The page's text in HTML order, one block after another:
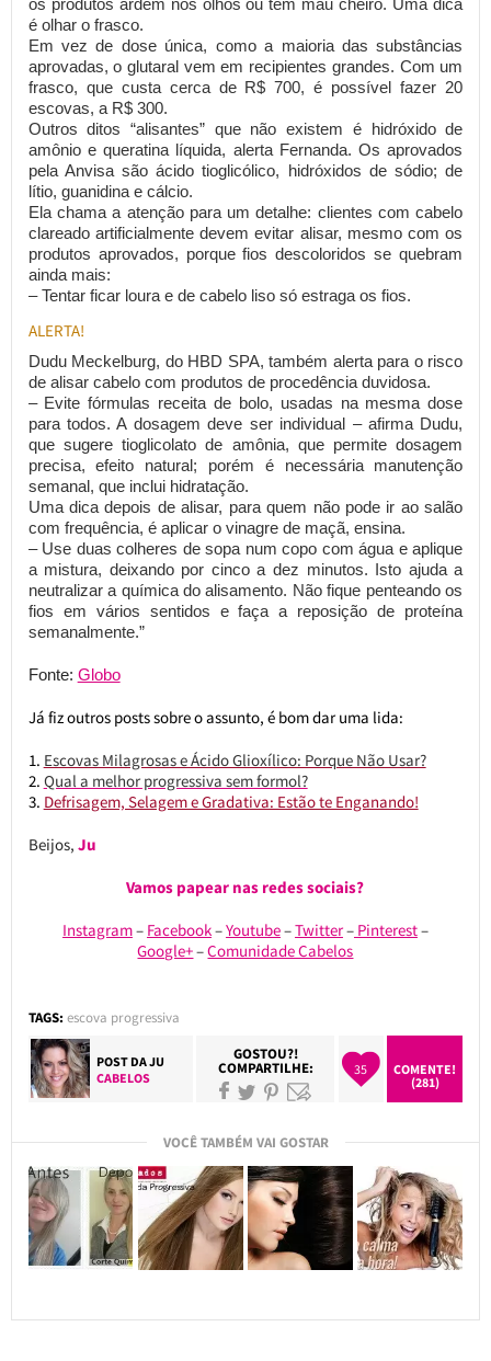
é olhar o frasco.
Em vez de dose única, como a maioria das substâncias
aprovadas, o glutaral vem em recipientes grandes. Com um
frasco, que custa cerca de R$ 700, é possível fazer 20
escovas, a R$ 300.
Outros ditos “alisantes” que não existem é hidróxido de
amônio e queratina líquida, alerta Fernanda. Os aprovados
pela Anvisa são ácido tioglicólico, hidróxidos de sódio; de
lítio, guanidina e cálcio.
Ela chama a atenção para um detalhe: clientes com cabelo
clareado artificialmente devem evitar alisar, mesmo com os
produtos aprovados, porque fios descoloridos se quebram
ainda mais:
– Tentar ficar loura e de cabelo liso só estraga os fios.
ALERTA!
Dudu Meckelburg, do HBD SPA, também alerta para o risco
de alisar cabelo com produtos de procedência duvidosa.
– Evite fórmulas receita de bolo, usadas na mesma dose
para todos. A dosagem deve ser individual – afirma Dudu,
que sugere tioglicolato de amônia, que permite dosagem
precisa, efeito natural; porém é necessária manutenção
semanal, que inclui hidratação.
Uma dica depois de alisar, para quem não pode ir ao salão
com frequência, é aplicar o vinagre de maçã, ensina.
– Use duas colheres de sopa num copo com água e aplique
a mistura, deixando por cinco a dez minutos. Isto ajuda a
neutralizar a química do alisamento. Não fique penteando os
fios em vários sentidos e faça a reposição de proteína
semanalmente.”
Fonte: Globo
Já fiz outros posts sobre o assunto, é bom dar uma lida:
Escovas Milagrosas e Ácido Glioxílico: Porque Não Usar?
Qual a melhor progressiva sem formol?
Defrisagem, Selagem e Gradativa: Estão te Enganando!
Beijos, Ju
Vamos papear nas redes sociais?
Instagram– Facebook–Youtube–Twitter–Pinterest–
Google+–Comunidade Cabelos
TAGS: escova progressiva
POST DAJU
CABELOS
GOSTOU?!
COMPARTILHE: 35
COMENTE!
(281)
VOCÊ TAMBÉM VAI GOSTAR